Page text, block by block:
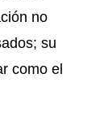
no
su
como el